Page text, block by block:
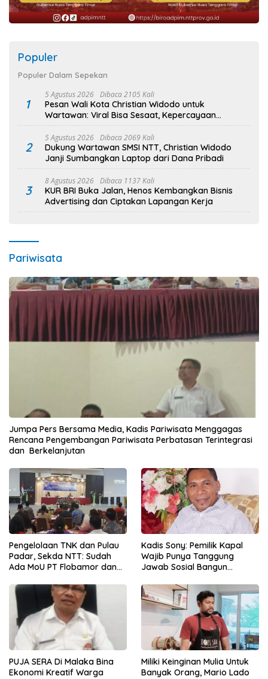
Populer
Populer Dalam Sepekan
1
5 Agustus 2026 Dibaca 2105 Kali
Pesan Wali Kota Christian Widodo untuk
Wartawan: Viral Bisa Sesaat, Kepercayaan
Bertahan Lama
2
5 Agustus 2026 Dibaca 2069 Kali
Dukung Wartawan SMSI NTT, Christian Widodo
Janji Sumbangkan Laptop dari Dana Pribadi
3
8 Agustus 2026 Dibaca 1137 Kali
KUR BRI Buka Jalan, Henos Kembangkan Bisnis
Advertising dan Ciptakan Lapangan Kerja
Pariwisata
Jumpa Pers Bersama Media, Kadis Pariwisata Menggagas
Rencana Pengembangan Pariwisata Perbatasan Terintegrasi
dan Berkelanjutan
Pengelolaan TNK dan Pulau
Padar, Sekda NTT: Sudah
Ada MoU PT Flobamor dan
Kadis Sony: Pemilik Kapal
Wajib Punya Tanggung
Jawab Sosial Bangun
PUJA SERA Di Malaka Bina
Ekonomi Kreatif Warga
Miliki Keinginan Mulia Untuk
Banyak Orang, Mario Lado